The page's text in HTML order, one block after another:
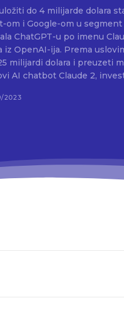
do 4 milijarde dolara
i Google-om u segment
ChatGPT-u po imenu
iz OpenAI-ija. Prema
milijardi dolara i preuzeti
AI chatbot Claude 2,
2023